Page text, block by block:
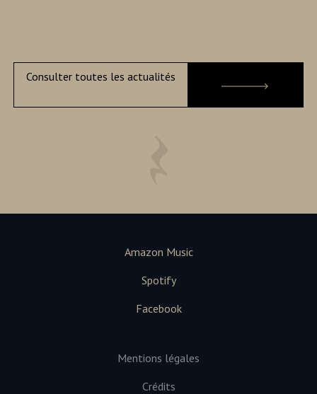
Consulter toutes les actualités
Amazon Music
Spotify
Facebook
Mentions légales
Crédits